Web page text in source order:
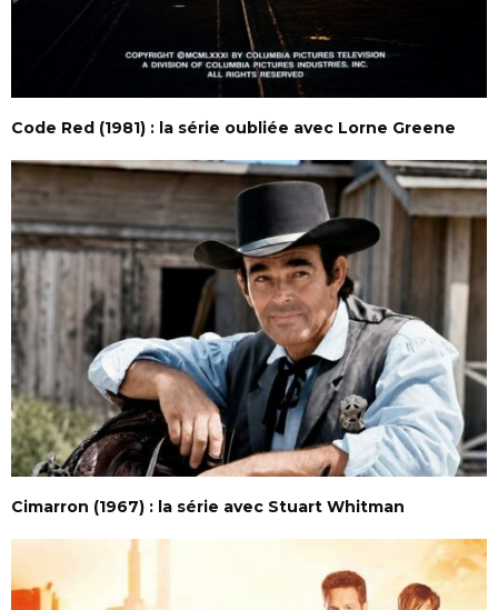
Code Red (1981) : la série oubliée avec Lorne Greene
Cimarron (1967) : la série avec Stuart Whitman